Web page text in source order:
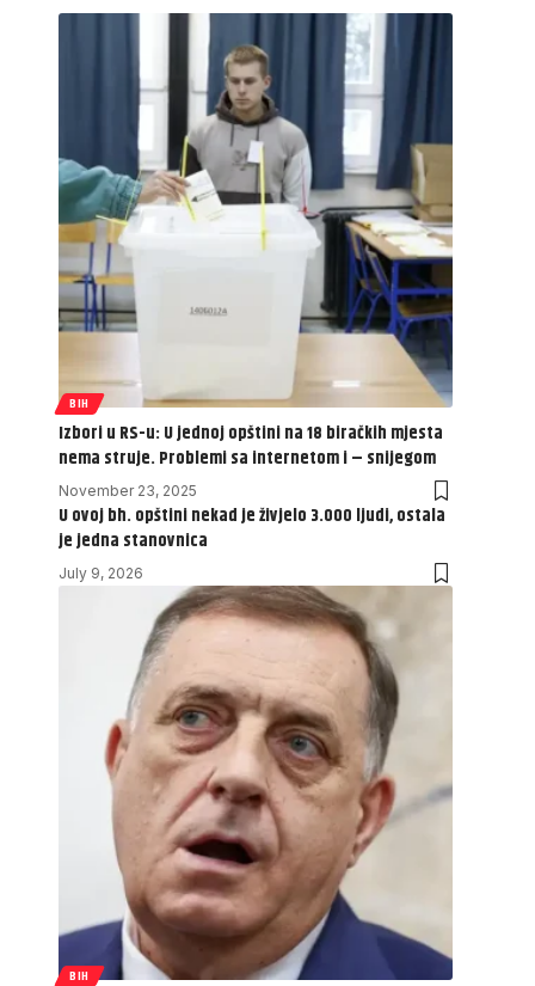
BIH
Izbori u RS-u: U jednoj opštini na 18 biračkih mjesta
nema struje. Problemi sa internetom i – snijegom
November 23, 2025
U ovoj bh. opštini nekad je živjelo 3.000 ljudi, ostala
je jedna stanovnica
July 9, 2026
BIH